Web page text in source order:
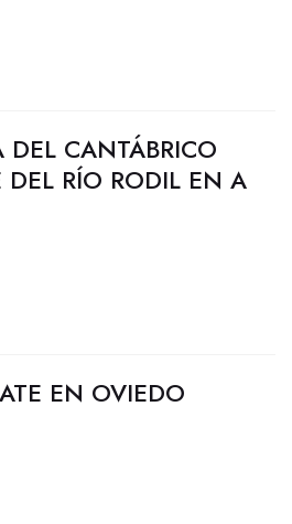
CANTÁBRICO
DEL RÍO RODIL EN A
EN OVIEDO